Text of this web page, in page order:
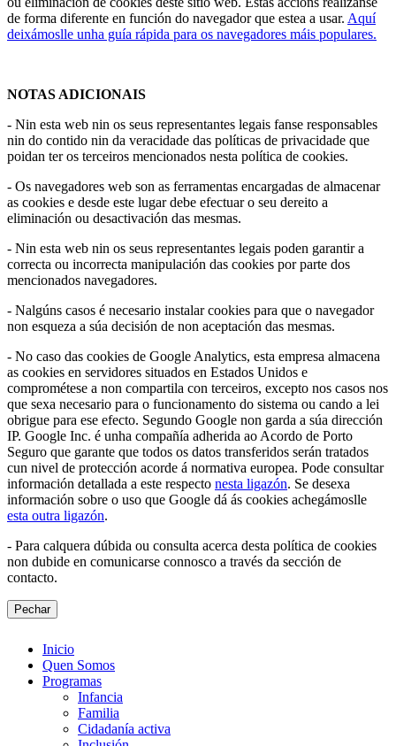
de forma diferente en función do navegador que estea a usar. Aquí
deixámoslle unha guía rápida para os navegadores máis populares.
NOTAS ADICIONAIS
- Nin esta web nin os seus representantes legais fanse responsables
nin do contido nin da veracidade das políticas de privacidade que
poidan ter os terceiros mencionados nesta política de cookies.
- Os navegadores web son as ferramentas encargadas de almacenar
as cookies e desde este lugar debe efectuar o seu dereito a
eliminación ou desactivación das mesmas.
- Nin esta web nin os seus representantes legais poden garantir a
correcta ou incorrecta manipulación das cookies por parte dos
mencionados navegadores.
- Nalgúns casos é necesario instalar cookies para que o navegador
non esqueza a súa decisión de non aceptación das mesmas.
- No caso das cookies de Google Analytics, esta empresa almacena
as cookies en servidores situados en Estados Unidos e
comprométese a non compartila con terceiros, excepto nos casos nos
que sexa necesario para o funcionamento do sistema ou cando a lei
obrigue para ese efecto. Segundo Google non garda a súa dirección
IP. Google Inc. é unha compañía adherida ao Acordo de Porto
Seguro que garante que todos os datos transferidos serán tratados
cun nivel de protección acorde á normativa europea. Pode consultar
información detallada a este respecto nesta ligazón. Se desexa
información sobre o uso que Google dá ás cookies achegámoslle
esta outra ligazón.
- Para calquera dúbida ou consulta acerca desta política de cookies
non dubide en comunicarse connosco a través da sección de
contacto.
Pechar
Inicio
Quen Somos
Programas
Infancia
Familia
Cidadanía activa